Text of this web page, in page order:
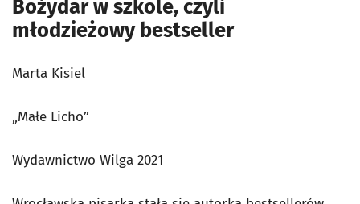
Bożydar w szkole, czyli
młodzieżowy bestseller
Marta Kisiel
„Małe Licho”
Wydawnictwo Wilga 2021